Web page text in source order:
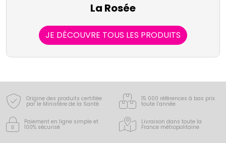
La Rosée
JE DÉCOUVRE TOUS LES PRODUITS
Origine des produits certifiée
par le Ministère de la Santé
15 000 références à bas prix
toute l’année
Paiement en ligne simple et
100% sécurisé
Livraison dans toute la
France métropolitaine